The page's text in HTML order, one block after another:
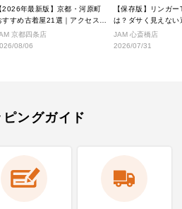
2026年最新版】京都・河原町
すすめ古着屋21選｜アクセス良
な絶対行くべきショップ厳選！
京都四条店
08/06
【保存版】リンガ
は？ダサく見えない
なし完全ガイド
JAM 心斎橋店
2026/07/31
ピングガイド